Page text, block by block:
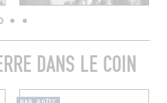
DANS LE COIN